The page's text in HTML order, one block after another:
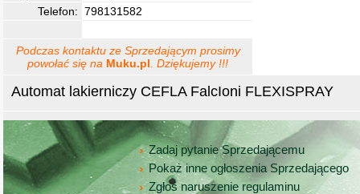
Automat lakierniczy CEFLA FalcIoni FLEXISPRAY
Zadaj pytanie Sprzedającemu
Pokaż inne ogłoszenia Sprzedającego
Zgłoś naruszenie regulaminu
Telefon: 798131582
Podczas kontaktu ze Sprzedającym prosimy
powołać się na Muku.pl . Dziękujemy !!!